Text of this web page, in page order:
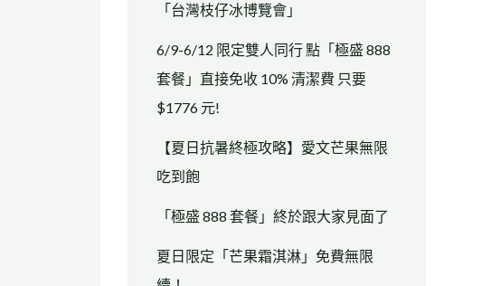
「台灣枝仔冰博覽會」
6/9-6/12 限定雙人同行 點「極盛 888
套餐」直接免收 10% 清潔費 只要
$1776 元!
【夏日抗暑終極攻略】愛文芒果無限
吃到飽
「極盛 888 套餐」終於跟大家見面了
夏日限定「芒果霜淇淋」免費無限